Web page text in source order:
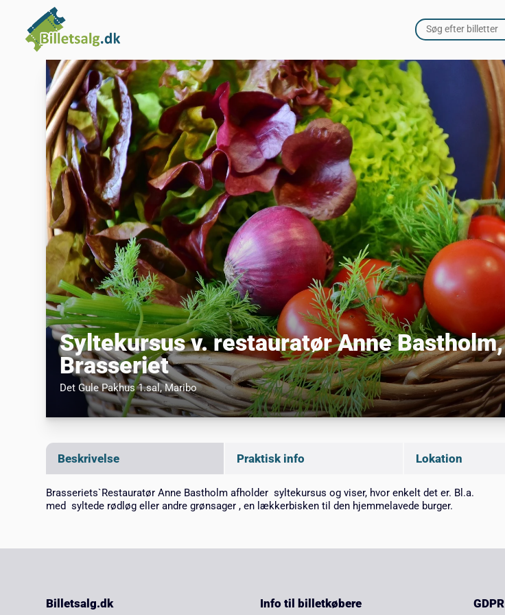
Syltekursus v. restauratør Anne Bastholm,
Brasseriet
Det Gule Pakhus 1.sal, Maribo
Beskrivelse Praktisk info Lokation
Brasseriets`Restauratør Anne Bastholm afholder syltekursus og viser, hvor enkelt det er. Bl.a.
med syltede rødløg eller andre grønsager , en lækkerbisken til den hjemmelavede burger.
Billetsalg.dk Info til billetkøbere GDPR